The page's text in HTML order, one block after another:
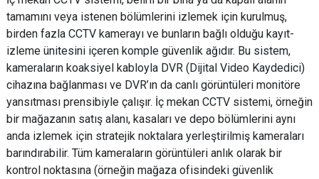
tamamını veya istenen bölümlerini izlemek için kurulmuş,
birden fazla CCTV kamerayı ve bunların bağlı olduğu kayıt-
izleme ünitesini içeren komple güvenlik ağıdır. Bu sistem,
kameraların koaksiyel kabloyla DVR (Dijital Video Kaydedici)
cihazına bağlanması ve DVR’ın da canlı görüntüleri monitöre
yansıtması prensibiyle çalışır. İç mekan CCTV sistemi, örneğin
bir mağazanın satış alanı, kasaları ve depo bölümlerini aynı
anda izlemek için stratejik noktalara yerleştirilmiş kameraları
barındırabilir. Tüm kameraların görüntüleri anlık olarak bir
kontrol noktasına (örneğin mağaza ofisindeki güvenlik